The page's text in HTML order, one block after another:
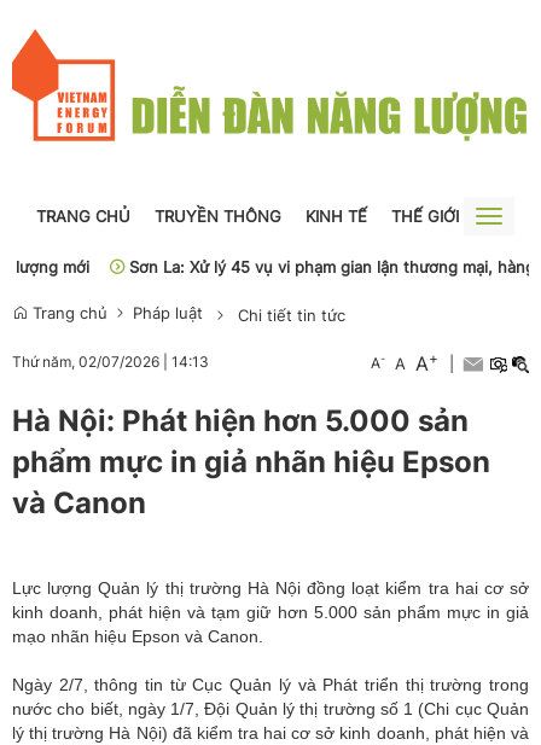
TRANG CHỦ TRUYỀN THÔNG KINH TẾ THẾ GIỚI
Toggle
mới
Sơn La: Xử lý 45 vụ vi phạm gian lận thương mại, hàng giả
Trang chủ Pháp luật Chi tiết tin tức
Thứ năm, 02/07/2026 14:13 A- A A+
Hà Nội: Phát hiện hơn 5.000 sản
phẩm mực in giả nhãn hiệu Epson
và Canon
Lực lượng Quản lý thị trường Hà Nội đồng loạt kiểm tra hai cơ sở
kinh doanh, phát hiện và tạm giữ hơn 5.000 sản phẩm mực in giả
mạo nhãn hiệu Epson và Canon.
Ngày 2/7, thông tin từ Cục Quản lý và Phát triển thị trường trong
nước cho biết, ngày 1/7, Đội Quản lý thị trường số 1 (Chi cục Quản
lý thị trường Hà Nội) đã kiểm tra hai cơ sở kinh doanh, phát hiện và